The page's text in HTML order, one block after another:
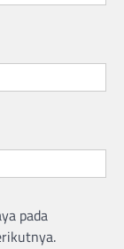
pada